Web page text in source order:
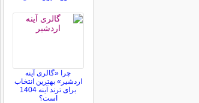
چرا «گالری آینه
اردشیر» بهترین انتخاب
برای ترند آینه 1404
است؟